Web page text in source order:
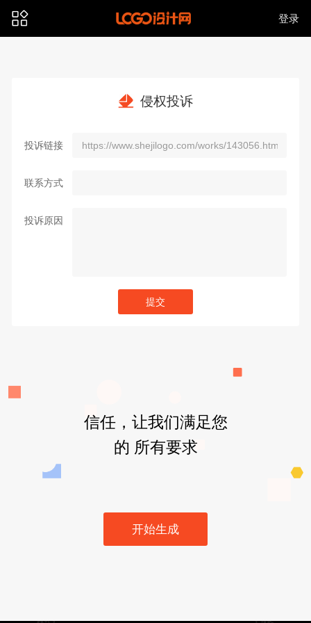
登录
侵权投诉
投诉链接
联系方式
投诉原因
提交
信任，让我们满足您
的 所有要求
开始生成